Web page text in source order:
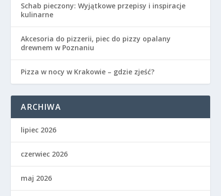
Schab pieczony: Wyjątkowe przepisy i inspiracje
kulinarne
Akcesoria do pizzerii, piec do pizzy opalany
drewnem w Poznaniu
Pizza w nocy w Krakowie – gdzie zjeść?
ARCHIWA
lipiec 2026
czerwiec 2026
maj 2026